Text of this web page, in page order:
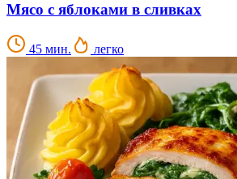
Мясо с яблоками в сливках
45 мин. легко